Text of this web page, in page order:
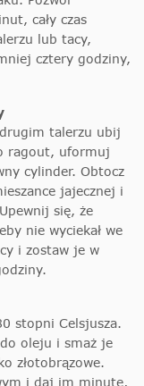
cały czas
lub tacy,
cztery godziny,
talerzu ubij
ragout, uformuj
cylinder. Obtocz
jajecznej i
się, że
nie wyciekał we
i zostaw je w
stopni Celsjusza.
oleju i smaż je
złotobrązowe.
i daj im minutę,